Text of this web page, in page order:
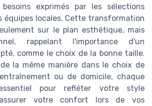
exprimés par les sélections
équipes locales. Cette transformation
sur le plan esthétique, mais
rappelant l'importance d'un
comme le choix de la bonne taille.
la même manière dans le choix de
ou de domicile, chaque
pour refléter votre style
votre confort lors de vos